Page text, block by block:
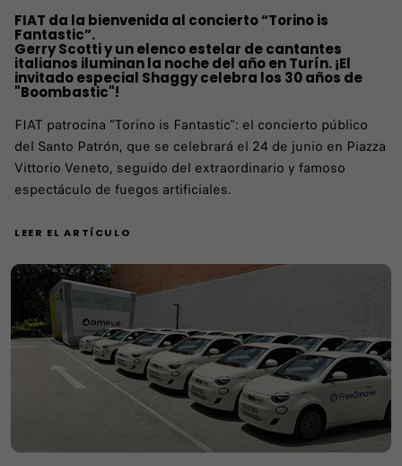
FIAT da la bienvenida al concierto “Torino is
Fantastic”.
Gerry Scotti y un elenco estelar de cantantes
italianos iluminan la noche del año en Turín. ¡El
invitado especial Shaggy celebra los 30 años de
"Boombastic"!
FIAT patrocina "Torino is Fantastic": el concierto público
del Santo Patrón, que se celebrará el 24 de junio en Piazza
Vittorio Veneto, seguido del extraordinario y famoso
espectáculo de fuegos artificiales.
LEER EL ARTÍCULO